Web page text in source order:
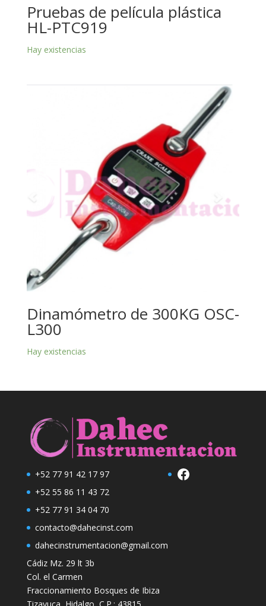
Pruebas de película plástica
HL-PTC919
Hay existencias
Dinamómetro de 300KG OSC-
L300
Hay existencias
+52 77 91 42 17 97
+52 55 86 11 43 72
+52 77 91 34 04 70
contacto@dahecinst.com
dahecinstrumentacion@gmail.com
Facebook
Cádiz Mz. 29 lt 3b
Col. el Carmen
Fraccionamiento Bosques de Ibiza